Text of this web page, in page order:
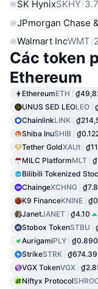
SK HynixSKHY
JPmorgan Chase
Walmart IncWMT
Các token
Ethereum
EthereumETH
UNUS SED LEOLEO
ChainlinkLINK
Shiba InuSHIB
Tether GoldXAUt
MILC PlatformMLT
Bilibili Tokenized
ChaingeXCHNG
K9 FinanceKNINE
JanetJANET ₫4.10
Stobox TokenSTBU
AurigamiPLY
StrikeSTRK ₫674.39
VGX TokenVGX
Niftyx Protocol